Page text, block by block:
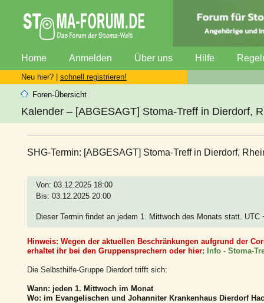
Home Anmelden Über uns Hilfe
Neu hier? | schnell registrieren!
Foren-Übersicht
Kalender – [ABGESAGT] Stoma-Treff in Dierdorf,
SHG-Termin: [ABGESAGT] Stoma-Treff in Dierdorf,
Von: 03.12.2025 18:00
Bis: 03.12.2025 20:00
Dieser Termin findet an jedem 1. Mittwoch des Monats statt. UTC
Hinweis: Wegen der aktuellen Beschränkungen aufgrund der
erhaltet ihr bei den Gruppensprechern oder hier: Info - Stoma-
Die Selbsthilfe-Gruppe Dierdorf trifft sich:
Wann: jeden 1. Mittwoch im Monat
Wo: im Evangelischen und Johanniter Krankenhaus Dierdorf